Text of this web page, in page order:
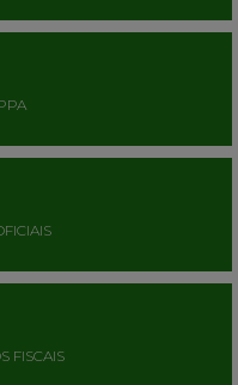
FISCAIS